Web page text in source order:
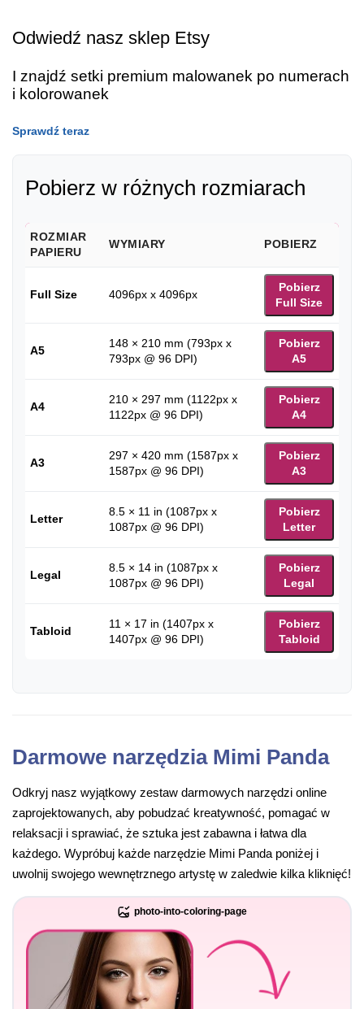
Odwiedź nasz sklep Etsy
I znajdź setki premium malowanek po numerach
i kolorowanek
Sprawdź teraz
Pobierz w różnych rozmiarach
ROZMIAR
PAPIERU
WYMIARY POBIERZ
Full Size 4096px x 4096px
Pobierz
Full Size
A5
148 × 210 mm (793px x
793px @ 96 DPI)
Pobierz
A5
A4
210 × 297 mm (1122px x
1122px @ 96 DPI)
Pobierz
A4
A3
297 × 420 mm (1587px x
1587px @ 96 DPI)
Pobierz
A3
Letter
8.5 × 11 in (1087px x
1087px @ 96 DPI)
Pobierz
Letter
Legal
8.5 × 14 in (1087px x
1087px @ 96 DPI)
Pobierz
Legal
Tabloid
11 × 17 in (1407px x
1407px @ 96 DPI)
Pobierz
Tabloid
Darmowe narzędzia Mimi Panda
Odkryj nasz wyjątkowy zestaw darmowych narzędzi online
zaprojektowanych, aby pobudzać kreatywność, pomagać w
relaksacji i sprawiać, że sztuka jest zabawna i łatwa dla
każdego. Wypróbuj każde narzędzie Mimi Panda poniżej i
uwolnij swojego wewnętrznego artystę w zaledwie kilka kliknięć!
photo-into-coloring-page